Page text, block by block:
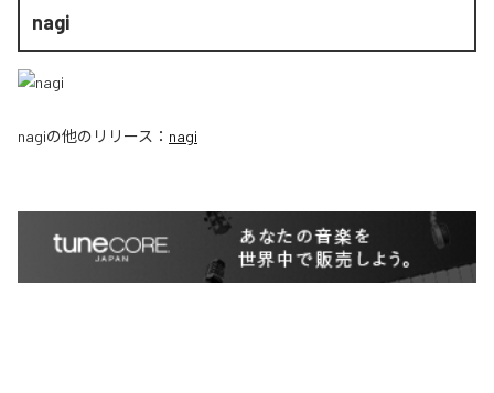
nagi
nagiの他のリリース： nagi